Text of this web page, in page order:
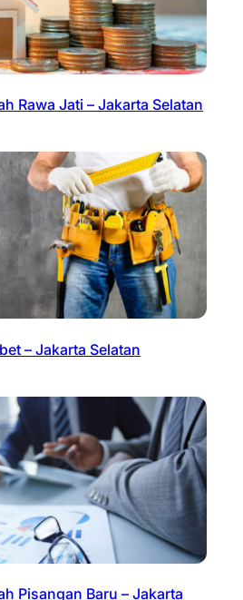
Rawa Jati – Jakarta Selatan
– Jakarta Selatan
Pisangan Baru – Jakarta